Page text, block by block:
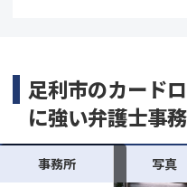
足利市のカード
に強い弁護士事
事務所 写真